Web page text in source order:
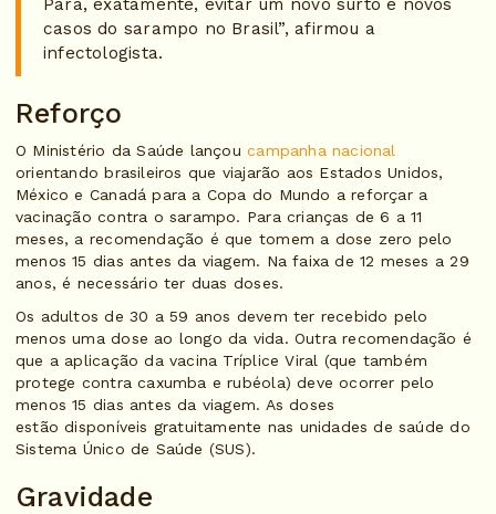
Para, exatamente, evitar um novo surto e novos
casos do sarampo no Brasil”, afirmou a
infectologista.
Reforço
O Ministério da Saúde lançoucampanha nacional
orientando brasileiros que viajarão aos Estados Unidos,
México e Canadá para a Copa do Mundo a reforçar a
vacinação contra o sarampo. Para crianças de 6 a 11
meses, a recomendação é que tomem a dose zero pelo
menos 15 dias antes da viagem. Na faixa de 12 meses a 29
anos, é necessário ter duas doses.
Os adultos de 30 a 59 anos devem ter recebido pelo
menos uma dose ao longo da vida. Outra recomendação é
que a aplicação da vacina Tríplice Viral (que também
protege contra caxumba e rubéola) deve ocorrer pelo
menos 15 dias antes da viagem. As doses
estão disponíveis gratuitamente nas unidades de saúde do
Sistema Único de Saúde (SUS).
Gravidade